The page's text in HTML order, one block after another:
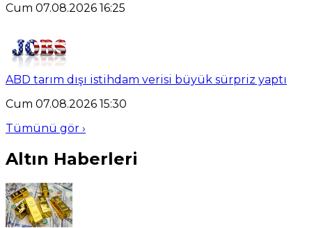
Cum 07.08.2026 16:25
ABD tarım dışı istihdam verisi büyük sürpriz yaptı
Cum 07.08.2026 15:30
Tümünü gör ›
Altın Haberleri